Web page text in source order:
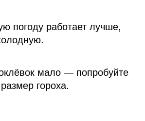
погоду работает лучше,
мало — попробуйте
гороха.